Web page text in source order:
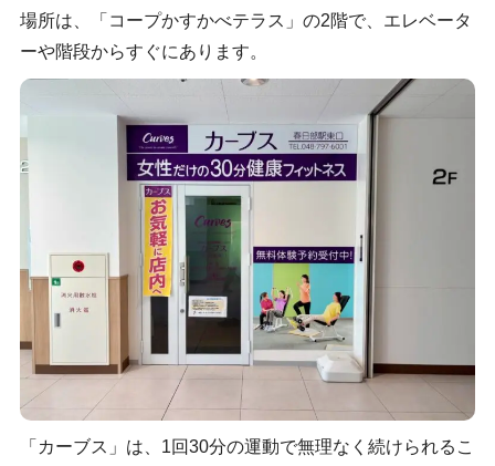
場所は、「コープかすかべテラス」の2階で、エレベータ
ーや階段からすぐにあります。
「カーブス」は、1回30分の運動で無理なく続けられるこ